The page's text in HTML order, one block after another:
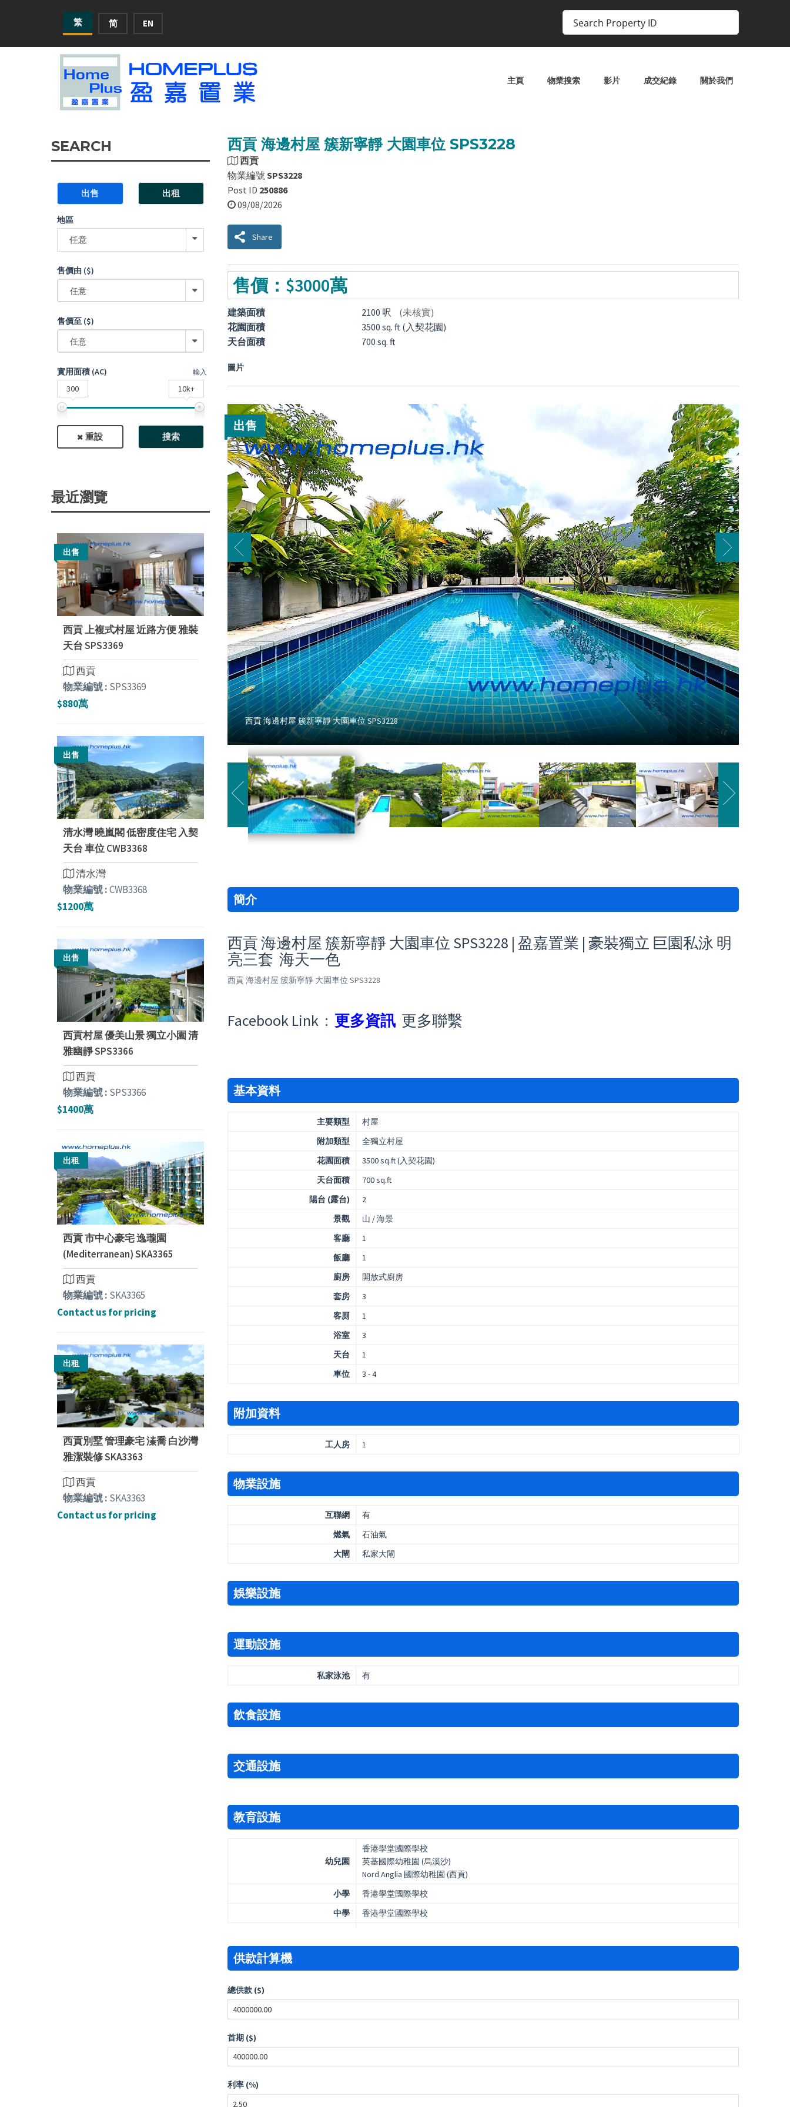
繁 简 EN
主頁 物業搜索 影片 成交紀錄 關於我們
西貢 海邊村屋 簇新寧靜 大園車位 SPS3228
西貢
物業編號SPS3228
Post ID 250886
09/08/2026
Share
售價：$3000萬
建築面積 2100 呎
(未核實)
花園面積
3500 sq. ft (入契花園)
天台面積
700 sq. ft
圖片
出售
西貢 海邊村屋 簇新寧靜 大園車位 SPS3228
簡介
西貢 海邊村屋 簇新寧靜 大園車位 SPS3228 | 盈嘉置業 | 豪裝獨立 巨園私泳 明
亮三套 海天一色
西貢 海邊村屋 簇新寧靜 大園車位 SPS3228
Facebook Link : 更多資訊 更多聯繫
基本資料
主要類型
村屋
附加類型
全獨立村屋
花園面積
3500 sq.ft (入契花園)
天台面積
700 sq.ft
陽台 (露台)
2
景觀
山 / 海景
客廳
1
飯廳
1
廚房
開放式廚房
套房
3
客厠
1
浴室
3
天台
1
車位
3 - 4
附加資料
工人房 1
物業設施
互聯網
有
燃氣
石油氣
大閘
私家大閘
娛樂設施
運動設施
私家泳池 有
飲食設施
交通設施
教育設施
幼兒園
香港學堂國際學校
英基國際幼稚園 (烏溪沙)
Nord Anglia 國際幼稚園 (西貢)
小學
香港學堂國際學校
中學
香港學堂國際學校
供款計算機
總供款 ($)
首期 ($)
利率 (%)
SEARCH
出售 出租
地區
任意
售價由 ($)
任意
售價至 ($)
任意
實用面積 (AC) 輸入
300 10k+
重設 搜索
最近瀏覽
出售
西貢 上複式村屋 近路方便 雅裝
天台 SPS3369
西貢
物業編號 : SPS3369
$880萬
出售
清水灣 曉嵐閣 低密度住宅 入契
天台 車位 CWB3368
清水灣
物業編號 :CWB3368
$1200萬
出售
西貢村屋 優美山景 獨立小園 清
雅幽靜 SPS3366
西貢
物業編號 : SPS3366
$1400萬
出租
西貢 市中心豪宅 逸瓏園
(Mediterranean) SKA3365
西貢
物業編號 : SKA3365
Contact us for pricing
出租
西貢別墅 管理豪宅 溱喬 白沙灣
雅潔裝修 SKA3363
西貢
物業編號 : SKA3363
Contact us for pricing